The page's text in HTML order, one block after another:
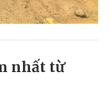
nhất từ